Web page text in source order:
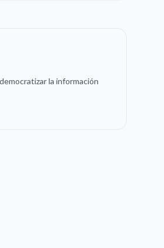
la información